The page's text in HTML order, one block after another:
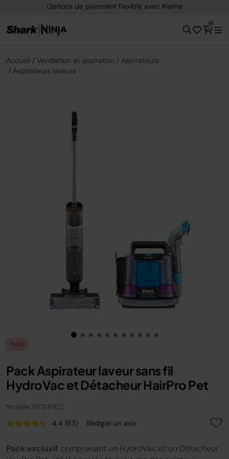
Options de paiement flexible avec Klarna
0
Accueil Ventilation et aspiration
Aspirateurs
Aspirateurs laveurs
Pack
Pack Aspirateur laveur sans fil
HydroVac et Détacheur HairPro Pet
Modèle: WD21PX25
4.4 Lire
Lien
(83) Rédiger un avis
Pack exclusif comprenant un HydroVac et un Détacheur